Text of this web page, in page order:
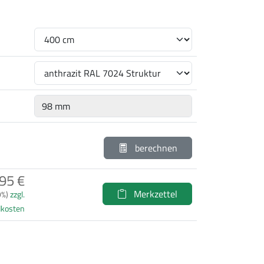
berechnen
€
zzgl.
Merkzettel